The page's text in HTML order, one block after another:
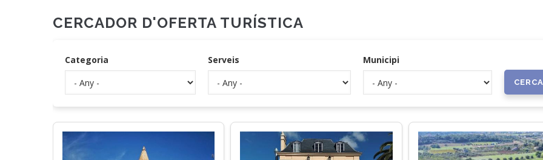
CERCADOR D'OFERTA TURÍSTICA
Categoria Serveis Municipi